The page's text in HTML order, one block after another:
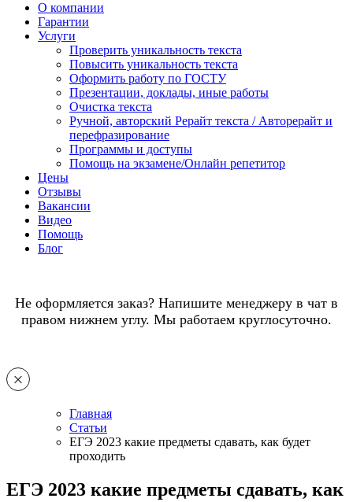
О компании
Гарантии
Услуги
Проверить уникальность текста
Повысить уникальность текста
Оформить работу по ГОСТУ
Презентации, доклады, иные работы
Очистка текста
Ручной, авторский Рерайт текста / Авторерайт и
перефразирование
Программы и доступы
Помощь на экзамене/Онлайн репетитор
Цены
Отзывы
Вакансии
Видео
Помощь
Блог
Не оформляется заказ? Напишите менеджеру в чат в
правом нижнем углу. Мы работаем круглосуточно.
Главная
Статьи
ЕГЭ 2023 какие предметы сдавать, как будет
проходить
ЕГЭ 2023 какие предметы сдавать, как